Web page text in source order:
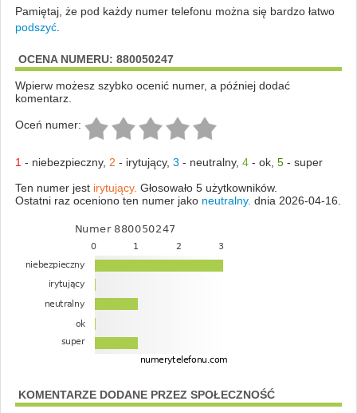
Pamiętaj, że pod każdy numer telefonu można się bardzo łatwo
podszyć.
OCENA NUMERU: 880050247
Wpierw możesz szybko ocenić numer, a później dodać
komentarz.
Oceń numer:
1 - niebezpieczny, 2 - irytujący, 3 - neutralny, 4- ok, 5- super
Ten numer jest irytujący. Głosowało 5 użytkowników.
Ostatni raz oceniono ten numer jako neutralny. dnia 2026-04-16.
KOMENTARZE DODANE PRZEZ SPOŁECZNOŚĆ